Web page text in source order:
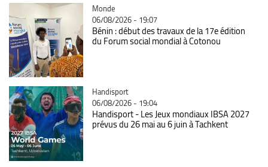
Catégorie
Monde
06/08/2026 - 19:07
Bénin : début des travaux de la 17e édition
du Forum social mondial à Cotonou
Catégorie
Handisport
06/08/2026 - 19:04
Handisport - Les Jeux mondiaux IBSA 2027
prévus du 26 mai au 6 juin à Tachkent